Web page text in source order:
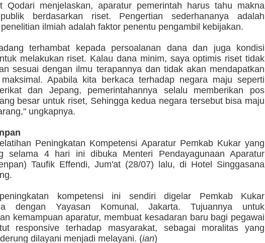
Qodari menjelaskan, aparatur pemerintah harus tahu makna
berdasarkan riset. Pengertian sederhananya adalah
ilmiah adalah faktor penentu pengambil kebijakan.
terhambat kepada persoalanan dana dan juga kondisi
melakukan riset. Kalau dana minim, saya optimis riset tidak
sesuai dengan ilmu terapannya dan tidak akan mendapatkan
Apabila kita berkaca terhadap negara maju seperti
dan Jepang, pemerintahannya selalu memberikan pos
besar untuk riset, Sehingga kedua negara tersebut bisa maju
ungkapnya.
Peningkatan Kompetensi Aparatur Pemkab Kukar yang
selama 4 hari ini dibuka Menteri Pendayagunaan Aparatur
Taufik Effendi, Jum'at (28/07) lalu, di Hotel Singgasana
kompetensi ini sendiri digelar Pemkab Kukar
dengan Yayasan Komunal, Jakarta. Tujuannya untuk
kemampuan aparatur, membuat kesadaran baru bagi pegawai
responsive terhadap masyarakat, sebagai moralitas yang
dilayani menjadi melayani. (ian)